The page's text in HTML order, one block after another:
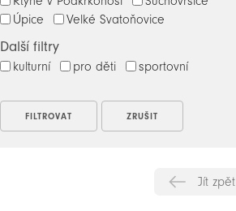
Úpice
Velké Svatoňovice
Další filtry
kulturní pro děti sportovní
Jít zpět